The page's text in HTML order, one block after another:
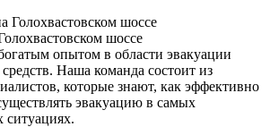
шоссе
опытом в области эвакуации
Наша команда состоит из
которые знают, как эффективно
эвакуацию в самых
ситуациях.